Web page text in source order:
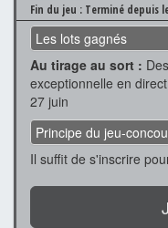
Fin du jeu : Terminé depuis
Les lots gagnés
Au tirage au sort :
exceptionnelle en
27 juin
Principe du jeu-
Il suffit de s'inscrire